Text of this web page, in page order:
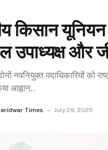
किसान
उपाध्यक्ष और
नवनियुक्त पदाधिकारियों को
आह्वान..
Times July 29, 2025